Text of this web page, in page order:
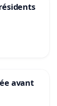
avant